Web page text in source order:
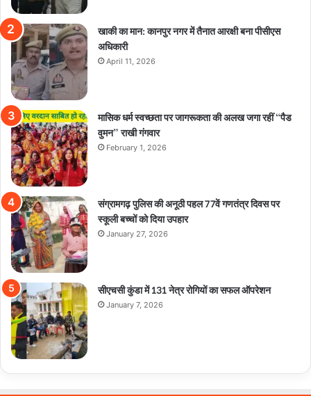
खाकी का मान: कानपुर नगर में तैनात आरक्षी बना पीसीएस
अधिकारी
April 11, 2026
मासिक धर्म स्वच्छता पर जागरूकता की अलख जगा रहीं “पैड
वुमन” राखी गंगवार
February 1, 2026
संग्रामगढ़ पुलिस की अनूठी पहल 77वें गणतंत्र दिवस पर
स्कूली बच्चों को दिया उपहार
January 27, 2026
सीएचसी कुंडा में 131 नेत्र रोगियों का सफल ऑपरेशन
January 7, 2026